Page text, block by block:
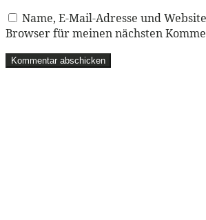
Name, E-Mail-Adresse und
Browser für meinen nächsten